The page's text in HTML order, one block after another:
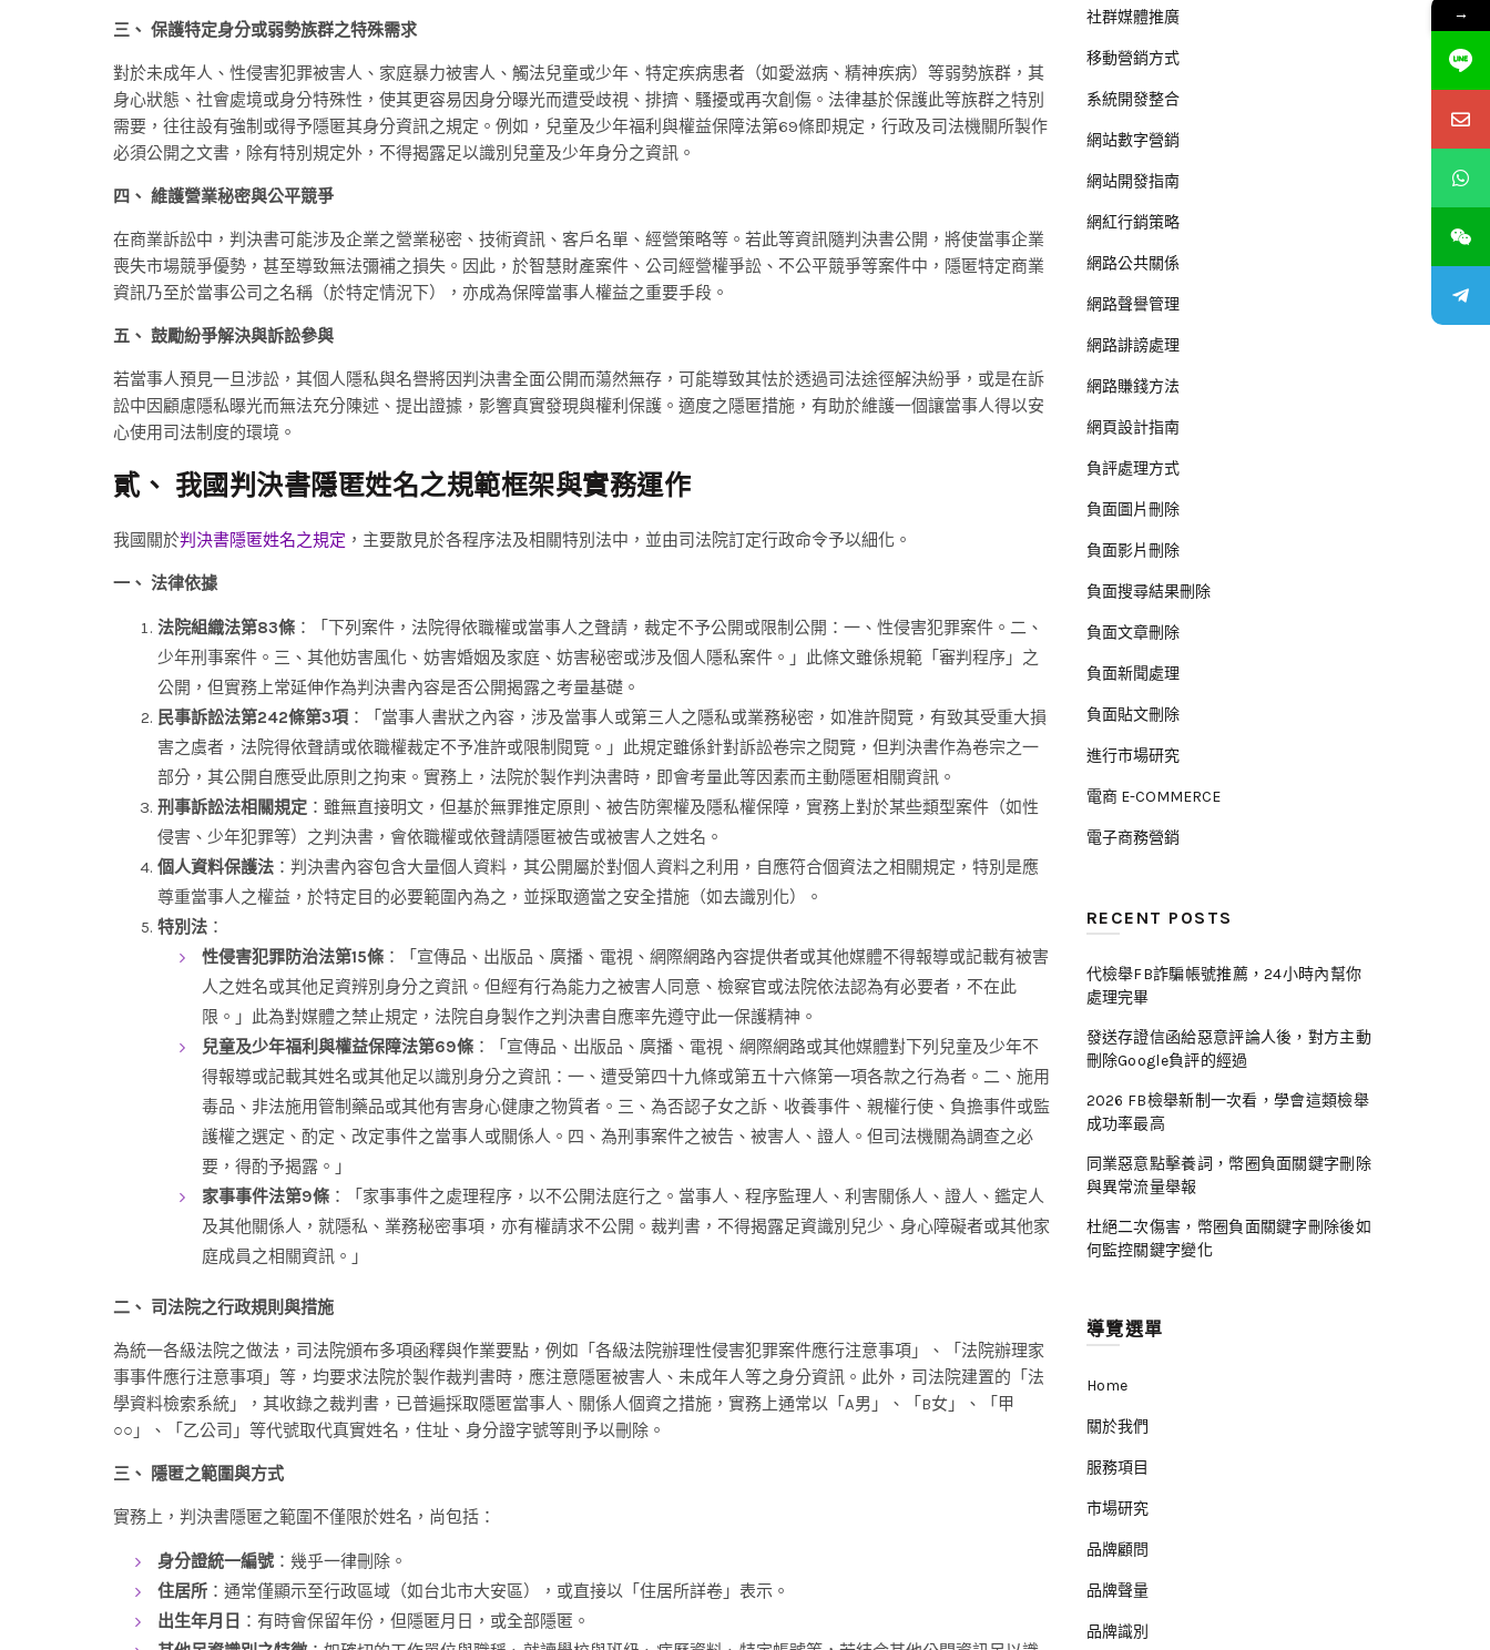
三、 保護特定身分或弱勢族群之特殊需求
對於未成年人、性侵害犯罪被害人、家庭暴力被害人、觸法兒童或少年、特定疾病患者（如愛滋病、精神疾病）等弱勢族群，其
身心狀態、社會處境或身分特殊性，使其更容易因身分曝光而遭受歧視、排擠、騷擾或再次創傷。法律基於保護此等族群之特別
需要，往往設有強制或得予隱匿其身分資訊之規定。例如，兒童及少年福利與權益保障法第69條即規定，行政及司法機關所製作
必須公開之文書，除有特別規定外，不得揭露足以識別兒童及少年身分之資訊。
四、 維護營業秘密與公平競爭
在商業訴訟中，判決書可能涉及企業之營業秘密、技術資訊、客戶名單、經營策略等。若此等資訊隨判決書公開，將使當事企業
喪失市場競爭優勢，甚至導致無法彌補之損失。因此，於智慧財產案件、公司經營權爭訟、不公平競爭等案件中，隱匿特定商業
資訊乃至於當事公司之名稱（於特定情況下），亦成為保障當事人權益之重要手段。
五、 鼓勵紛爭解決與訴訟參與
若當事人預見一旦涉訟，其個人隱私與名譽將因判決書全面公開而蕩然無存，可能導致其怯於透過司法途徑解決紛爭，或是在訴
訟中因顧慮隱私曝光而無法充分陳述、提出證據，影響真實發現與權利保護。適度之隱匿措施，有助於維護一個讓當事人得以安
心使用司法制度的環境。
貳、 我國判決書隱匿姓名之規範框架與實務運作
我國關於判決書隱匿姓名之規定 ，主要散見於各程序法及相關特別法中，並由司法院訂定行政命令予以細化。
一、 法律依據
法院組織法第83條 ：「下列案件，法院得依職權或當事人之聲請，裁定不予公開或限制公開：一、性侵害犯罪案件。二、
少年刑事案件。三、其他妨害風化、妨害婚姻及家庭、妨害秘密或涉及個人隱私案件。」此條文雖係規範「審判程序」之
公開，但實務上常延伸作為判決書內容是否公開揭露之考量基礎。
民事訴訟法第242條第3項 ：「當事人書狀之內容，涉及當事人或第三人之隱私或業務秘密，如准許閱覽，有致其受重大損
害之虞者，法院得依聲請或依職權裁定不予准許或限制閱覽。」此規定雖係針對訴訟卷宗之閱覽，但判決書作為卷宗之一
部分，其公開自應受此原則之拘束。實務上，法院於製作判決書時，即會考量此等因素而主動隱匿相關資訊。
刑事訴訟法相關規定 ：雖無直接明文，但基於無罪推定原則、被告防禦權及隱私權保障，實務上對於某些類型案件（如性
侵害、少年犯罪等）之判決書，會依職權或依聲請隱匿被告或被害人之姓名。
個人資料保護法 ：判決書內容包含大量個人資料，其公開屬於對個人資料之利用，自應符合個資法之相關規定，特別是應
尊重當事人之權益，於特定目的必要範圍內為之，並採取適當之安全措施（如去識別化）。
特別法 ：
性侵害犯罪防治法第15條 ：「宣傳品、出版品、廣播、電視、網際網路內容提供者或其他媒體不得報導或記載有被害
人之姓名或其他足資辨別身分之資訊。但經有行為能力之被害人同意、檢察官或法院依法認為有必要者，不在此
限。」此為對媒體之禁止規定，法院自身製作之判決書自應率先遵守此一保護精神。
兒童及少年福利與權益保障法第69條 ：「宣傳品、出版品、廣播、電視、網際網路或其他媒體對下列兒童及少年不
得報導或記載其姓名或其他足以識別身分之資訊：一、遭受第四十九條或第五十六條第一項各款之行為者。二、施用
毒品、非法施用管制藥品或其他有害身心健康之物質者。三、為否認子女之訴、收養事件、親權行使、負擔事件或監
護權之選定、酌定、改定事件之當事人或關係人。四、為刑事案件之被告、被害人、證人。但司法機關為調查之必
要，得酌予揭露。」
家事事件法第9條 ：「家事事件之處理程序，以不公開法庭行之。當事人、程序監理人、利害關係人、證人、鑑定人
及其他關係人，就隱私、業務秘密事項，亦有權請求不公開。裁判書，不得揭露足資識別兒少、身心障礙者或其他家
庭成員之相關資訊。」
二、 司法院之行政規則與措施
為統一各級法院之做法，司法院頒布多項函釋與作業要點，例如「各級法院辦理性侵害犯罪案件應行注意事項」、「法院辦理家
事事件應行注意事項」等，均要求法院於製作裁判書時，應注意隱匿被害人、未成年人等之身分資訊。此外，司法院建置的「法
學資料檢索系統」，其收錄之裁判書，已普遍採取隱匿當事人、關係人個資之措施，實務上通常以「A男」、「B女」、「甲
○○」、「乙公司」等代號取代真實姓名，住址、身分證字號等則予以刪除。
三、 隱匿之範圍與方式
實務上，判決書隱匿之範圍不僅限於姓名，尚包括：
身分證統一編號 ：幾乎一律刪除。
住居所 ：通常僅顯示至行政區域（如台北市大安區），或直接以「住居所詳卷」表示。
出生年月日 ：有時會保留年份，但隱匿月日，或全部隱匿。
社群媒體推廣
移動營銷方式
系統開發整合
網站數字營銷
網站開發指南
網紅行銷策略
網路公共關係
網路聲譽管理
網路誹謗處理
網路賺錢方法
網頁設計指南
負評處理方式
負面圖片刪除
負面影片刪除
負面搜尋結果刪除
負面文章刪除
負面新聞處理
負面貼文刪除
進行市場研究
電商 E-COMMERCE
電子商務營銷
RECENT POSTS
代檢舉FB詐騙帳號推薦，24小時內幫你
處理完畢
發送存證信函給惡意評論人後，對方主動
刪除Google負評的經過
2026 FB檢舉新制一次看，學會這類檢舉
成功率最高
同業惡意點擊養詞，幣圈負面關鍵字刪除
與異常流量舉報
杜絕二次傷害，幣圈負面關鍵字刪除後如
何監控關鍵字變化
導覽選單
Home
關於我們
服務項目
市場研究
品牌顧問
品牌聲量
品牌識別
→